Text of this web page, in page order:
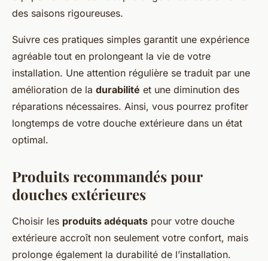
des saisons rigoureuses.
Suivre ces pratiques simples garantit une expérience
agréable tout en prolongeant la vie de votre
installation. Une attention régulière se traduit par une
amélioration de la durabilité et une diminution des
réparations nécessaires. Ainsi, vous pourrez profiter
longtemps de votre douche extérieure dans un état
optimal.
Produits recommandés pour
douches extérieures
Choisir les produits adéquats pour votre douche
extérieure accroît non seulement votre confort, mais
prolonge également la durabilité de l’installation.